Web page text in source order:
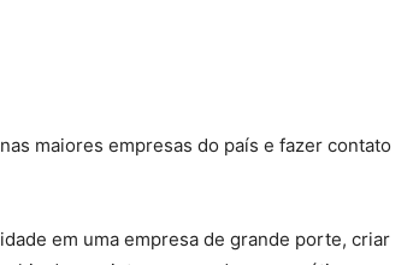
maiores empresas do país e fazer contato
em uma empresa de grande porte, criar